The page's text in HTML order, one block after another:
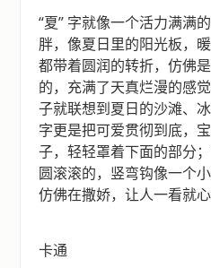
“夏” 字就像一个活力满满
胖，像夏日里的阳光板，
都带着圆润的转折，仿佛
的，充满了天真烂漫的感
子就联想到夏日的沙滩、
字更是把可爱贯彻到底，
子，轻轻罩着下面的部分
圆滚滚的，竖弯钩像一个
仿佛在撒娇，让人一看就心
卡通